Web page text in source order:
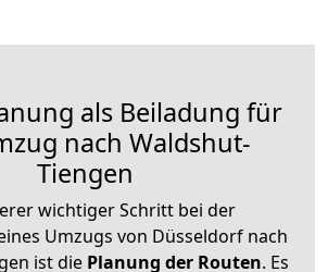
als Beiladung für
nach Waldshut-
Tiengen
wichtiger Schritt bei der
Umzugs von Düsseldorf nach
ist die Planung der Routen. Es